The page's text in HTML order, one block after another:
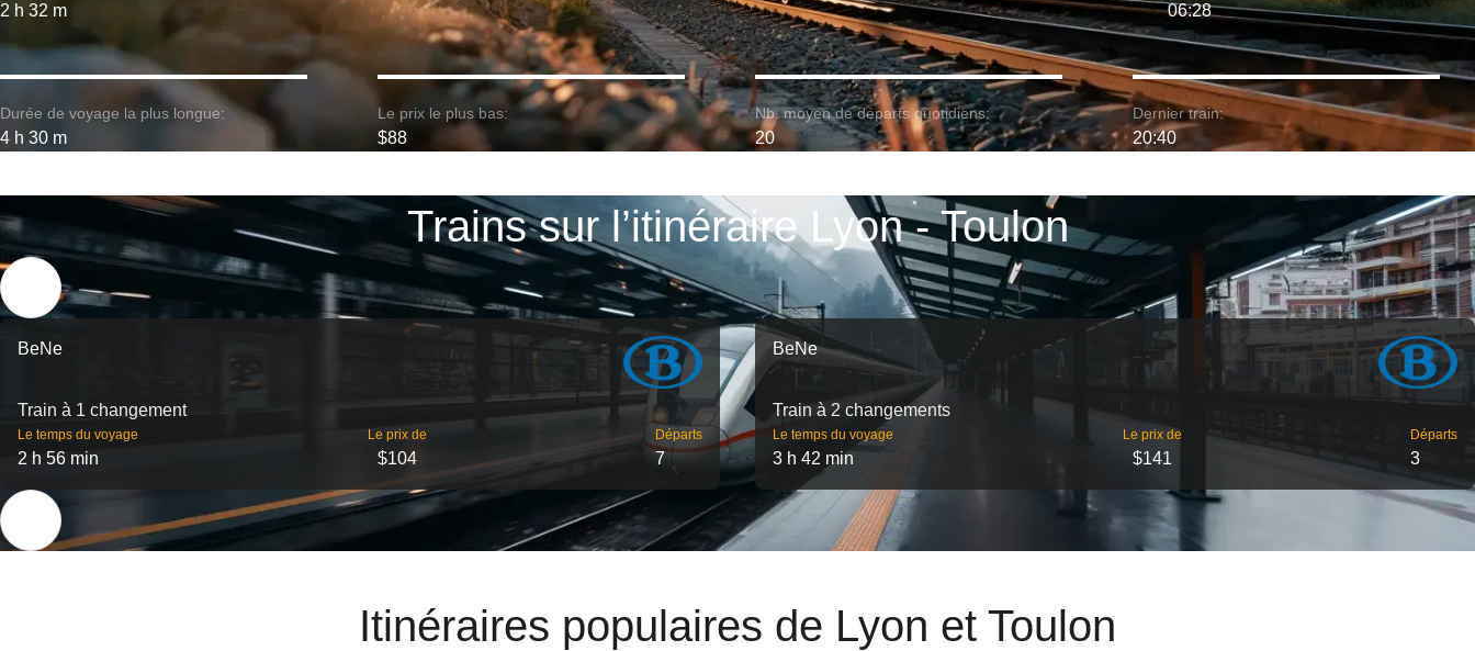
2 h 32 m 06:28
Durée de voyage la plus longue:
4 h 30 m
Le prix le plus bas:
$88
Nb. moyen de départs quotidiens:
20
Dernier train:
20:40
Trains sur l’itinéraire Lyon - Toulon
BeNe
Train à 1 changement
Le temps du voyage
2 h 56 min
Le prix de
$104
Départs
7
BeNe
Train à 2 changements
Le temps du voyage
3 h 42 min
Le prix de
$141
Départs
3
Itinéraires populaires de Lyon et Toulon